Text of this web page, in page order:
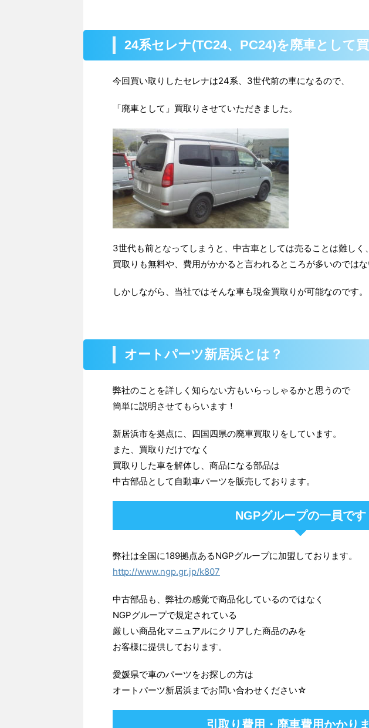
24系セレナ(TC24、PC24)を廃車として買
今回買い取りしたセレナは24系、3世代前の車になるので、
「廃車として」買取りさせていただきました。
3世代も前となってしまうと、中古車としては売ることは難しく、
買取りも無料や、費用がかかると言われるところが多いのでは
しかしながら、当社ではそんな車も現金買取りが可能なのです。
オートパーツ新居浜とは？
弊社のことを詳しく知らない方もいらっしゃるかと思うので
簡単に説明させてもらいます！
新居浜市を拠点に、四国四県の廃車買取りをしています。
また、買取りだけでなく
買取りした車を解体し、商品になる部品は
中古部品として自動車パーツを販売しております。
NGPグループの一員です
弊社は全国に189拠点あるNGPグループに加盟しております。
http://www.ngp.gr.jp/k807
中古部品も、弊社の感覚で商品化しているのではなく
NGPグループで規定されている
厳しい商品化マニュアルにクリアした商品のみを
お客様に提供しております。
愛媛県で車のパーツをお探しの方は
オートパーツ新居浜までお問い合わせください☆
引取り費用・廃車費用かかり